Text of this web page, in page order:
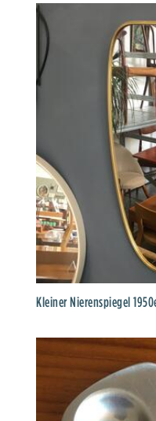
Kleiner Nierenspiegel